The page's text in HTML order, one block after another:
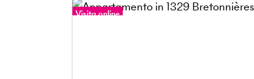
Visita online